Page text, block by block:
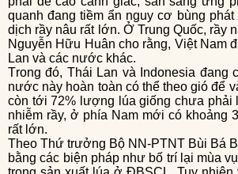
quanh đang tiềm ẩn nguy cơ bùng
dịch rầy nâu rất lớn. Ở Trung Quốc, rầy
Nguyễn Hữu Huân cho rằng, Việt Nam
Lan và các nước khác.
Trong đó, Thái Lan và Indonesia đang có hiện tượng lúa bị cháy rầy trên diện rộng. Rầy từ những
nước này hoàn toàn có thể theo gió để
còn tới 72% lượng lúa giống chưa phải
nhiễm rầy, ở phía Nam mới có
rất lớn.
Theo Thứ trưởng Bộ NN-PTNT Bùi Bá Bổng, chúng ta đã làm tốt công tác phòng chống rầy nâu di trú
bằng các biện pháp như bố trí lại mùa